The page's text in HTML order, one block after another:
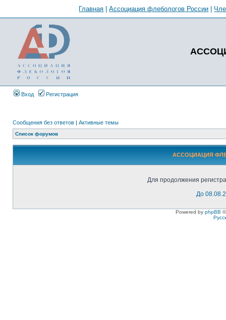
Главная |Ассоциация флебологов России
Вход Регистрация
Сообщения без ответов | Активные темы
Список форумов
АССОЦИАЦИЯ
Для продолжения
До
Powered by phpBB